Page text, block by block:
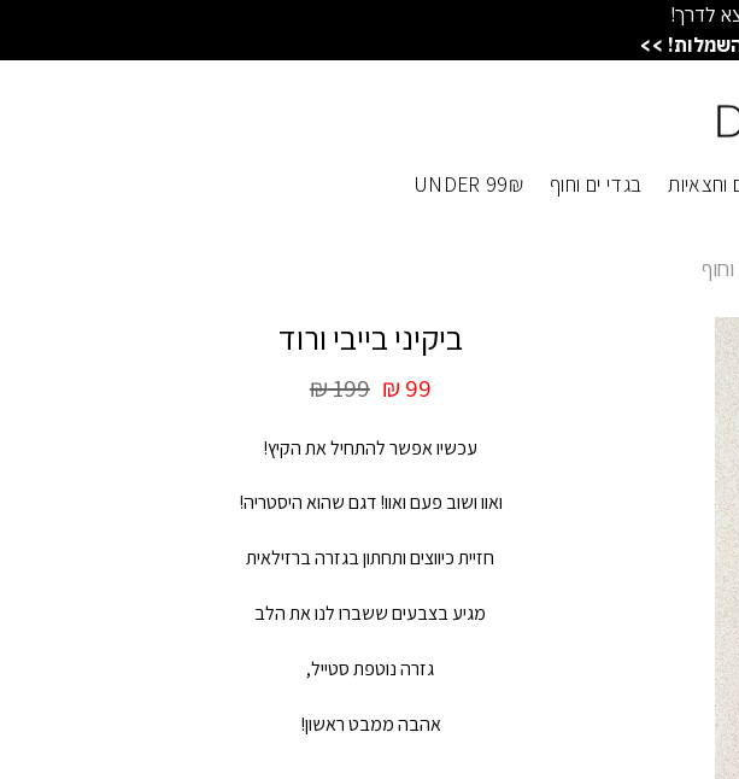
וחצאיות בגדי ים וחוף UNDER 99₪
ביקיני בייבי ורוד
₪199 ₪ 99
עכשיו אפשר להתחיל את הקיץ!
ואוו ושוב פעם ואוו! דגם שהוא היסטריה!
חזיית כיווצים ותחתון בגזרה ברזילאית
מגיע בצבעים ששברו לנו את הלב
גזרה נוטפת סטייל,
אהבה ממבט ראשון!